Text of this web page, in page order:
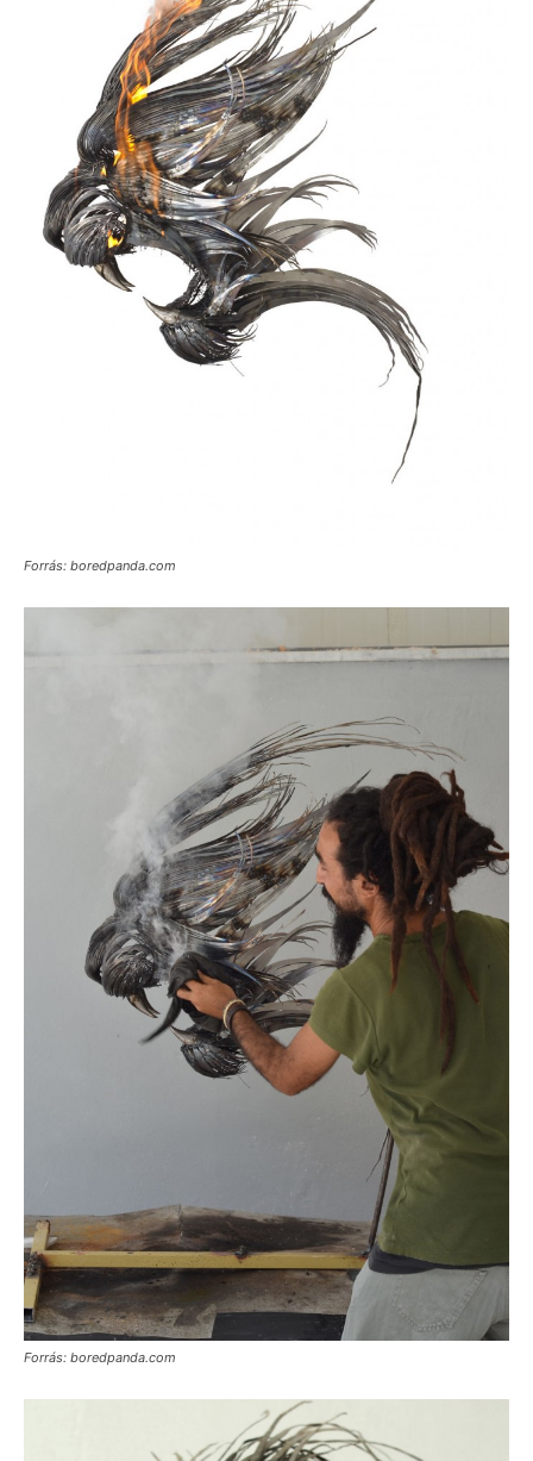
Forrás: boredpanda.com
Forrás: boredpanda.com